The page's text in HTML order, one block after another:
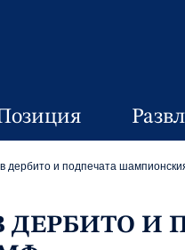
дербито и подпечата
И